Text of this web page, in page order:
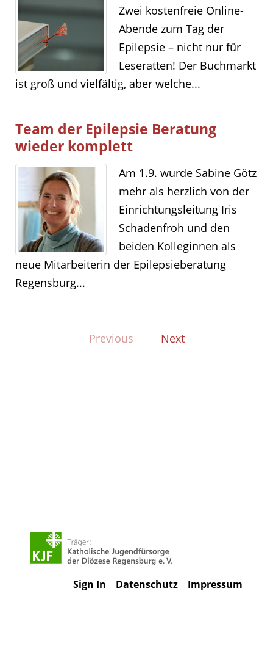
Zwei kostenfreie Online-
Abende zum Tag der
Epilepsie – nicht nur für
Leseratten! Der Buchmarkt
ist groß und vielfältig, aber welche...
Team der Epilepsie Beratung
wieder komplett
Am 1.9. wurde Sabine Götz
mehr als herzlich von der
Einrichtungsleitung Iris
Schadenfroh und den
beiden Kolleginnen als
neue Mitarbeiterin der Epilepsieberatung
Regensburg...
Previous Next
Impressum
Datenschutz
Sign In